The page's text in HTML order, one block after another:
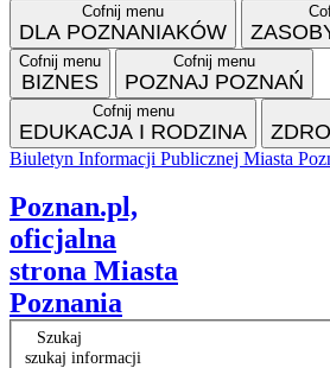
Cofnij menu
DLA POZNANIAKÓW
Cofnij menu
BIZNES
Cofnij menu
POZNAJ POZNAŃ
Cofnij menu
EDUKACJA I RODZINA
Biuletyn Informacji Publicznej Miasta
Poznan.pl,
oficjalna
strona Miasta
Poznania
Szukaj
szukaj informacji